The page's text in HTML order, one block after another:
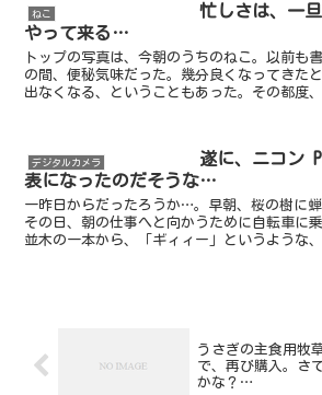
ねこ
忙しさは、一
やって来る…
トップの写真は、今朝のうちのねこ。以前も
の間、便秘気味だった。幾分良くなってきた
出なくなる、ということもあった。その都度
デジタルカメラ
遂に、ニコン
表になったのだそうな…
一昨日からだったろうか…。早朝、桜の樹に蝉
その日、朝の仕事へと向かうために自転車に
並木の一本から、「ギィィー」というような
うさぎの主食用牧
で、再び購入。さ
かな？…